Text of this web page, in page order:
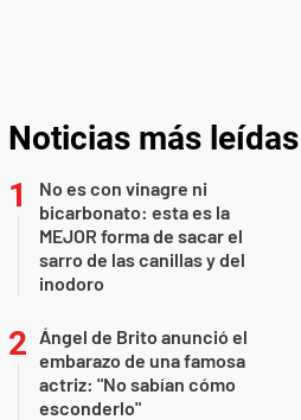
Noticias más leídas
No es con vinagre ni
bicarbonato: esta es la
MEJOR forma de sacar el
sarro de las canillas y del
inodoro
Ángel de Brito anunció el
embarazo de una famosa
actriz: "No sabían cómo
esconderlo"